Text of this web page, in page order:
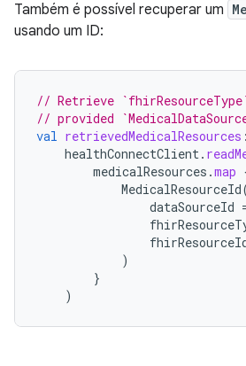
Também é possível recuperar um
usando um ID:
// Retrieve
// provided
val retrievedMedicalResources :
healthConnectClient.
medicalResources .map
MedicalResourceId
dataSourceId
)
}
)